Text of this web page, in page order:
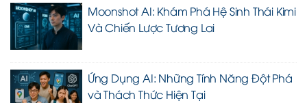
Moonshot AI: Khám Phá Hệ Sinh Thái Kimi
Và Chiến Lược Tương Lai
Ứng Dụng AI: Những Tính Năng Đột Phá
và Thách Thức Hiện Tại